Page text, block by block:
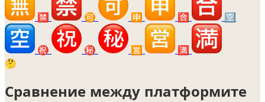
🈲 🉑 🈸 🈴 🈳
㊗️ ㊙️ 🈺
🈵
🤔
Сравнение между платформите